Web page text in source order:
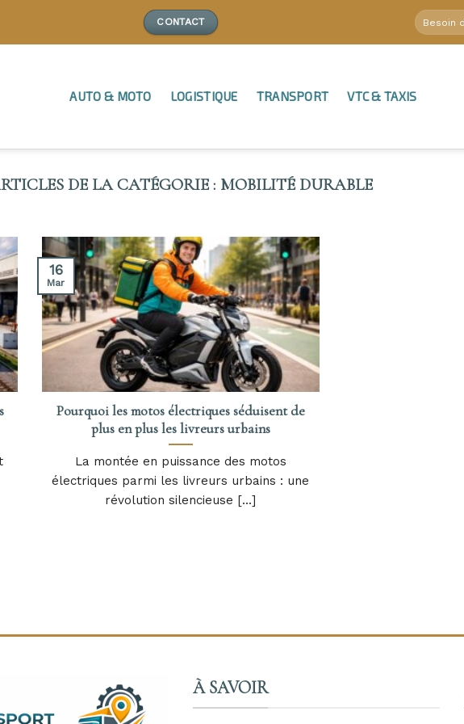
CONTACT
AUTO & MOTO LOGISTIQUE TRANSPORT VTC & TAXIS
MOBILITÉ DURABLE
Pourquoi les motos électriques séduisent de
plus en plus les livreurs urbains
La montée en puissance des motos
électriques parmi les livreurs urbains : une
révolution silencieuse [...]
16
Mar
À SAVOIR